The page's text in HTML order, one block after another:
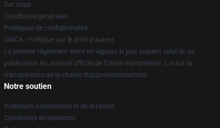
Sur nous
Conditions générales
Politiques de confidentialité
DMCA - Politique sur le droit d'auteur
Le présent règlement entre en vigueur le jour suivant celui de sa
publication au Journal officiel de l'Union européenne. Loi sur la
transparence de la chaîne d'approvisionnement
Notre soutien
Politiques d'expédition et de livraison
Conditions de paiement